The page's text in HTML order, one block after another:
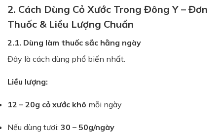
2. Cách Dùng Cỏ Xước Trong Đông Y – Đơn
Thuốc & Liều Lượng Chuẩn
2.1. Dùng làm thuốc sắc hằng ngày
Đây là cách dùng phổ biến nhất.
Liều lượng:
12 – 20g cỏ xước khô mỗi ngày
Nếu dùng tươi: 30 – 50g/ngày